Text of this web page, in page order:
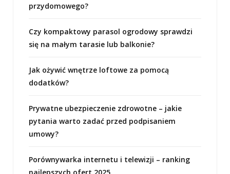
przydomowego?
Czy kompaktowy parasol ogrodowy sprawdzi
się na małym tarasie lub balkonie?
Jak ożywić wnętrze loftowe za pomocą
dodatków?
Prywatne ubezpieczenie zdrowotne – jakie
pytania warto zadać przed podpisaniem
umowy?
Porównywarka internetu i telewizji – ranking
najlepszych ofert 2025